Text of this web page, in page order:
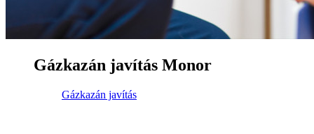
Gázkazán javítás Monor
Gázkazán javítás